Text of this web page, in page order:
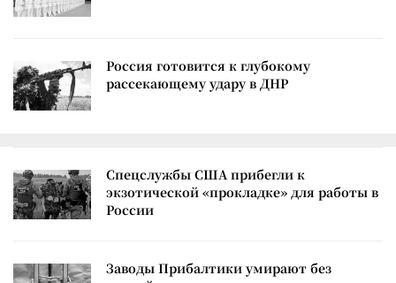
Россия готовится к глубокому
рассекающему удару в ДНР
Спецслужбы США прибегли к
экзотической «прокладке» для работы в
России
Заводы Прибалтики умирают без